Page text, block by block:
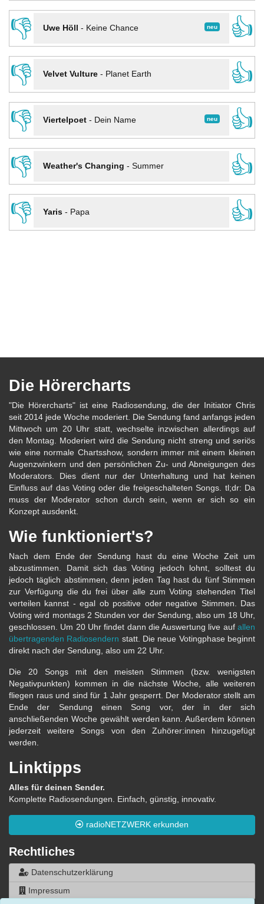
👎
neu
Uwe Höll - Keine Chance
👍
👎
Velvet Vulture- Planet Earth
👍
👎
neu
Viertelpoet- Dein Name
👍
👎
Weather's Changing - Summer
👍
👎
Yaris- Papa 👍
Die Hörercharts
"Die Hörercharts" ist eine Radiosendung, die der Initiator Chris
seit 2014 jede Woche moderiert. Die Sendung fand anfangs jeden
Mittwoch um 20 Uhr statt, wechselte inzwischen allerdings auf
den Montag. Moderiert wird die Sendung nicht streng und seriös
wie eine normale Chartsshow, sondern immer mit einem kleinen
Augenzwinkern und den persönlichen Zu- und Abneigungen des
Moderators. Dies dient nur der Unterhaltung und hat keinen
Einfluss auf das Voting oder die freigeschalteten Songs. tl;dr: Da
muss der Moderator schon durch sein, wenn er sich so ein
Konzept ausdenkt.
Wie funktioniert's?
Nach dem Ende der Sendung hast du eine Woche Zeit um
abzustimmen. Damit sich das Voting jedoch lohnt, solltest du
jedoch täglich abstimmen, denn jeden Tag hast du fünf Stimmen
zur Verfügung die du frei über alle zum Voting stehenden Titel
verteilen kannst - egal ob positive oder negative Stimmen. Das
Voting wird montags 2 Stunden vor der Sendung, also um 18 Uhr,
geschlossen. Um 20 Uhr findet dann die Auswertung live auf allen
übertragenden Radiosendern statt. Die neue Votingphase beginnt
direkt nach der Sendung, also um 22 Uhr.
Die 20 Songs mit den meisten Stimmen (bzw. wenigsten
Negativpunkten) kommen in die nächste Woche, alle weiteren
fliegen raus und sind für 1 Jahr gesperrt. Der Moderator stellt am
Ende der Sendung einen Song vor, der in der sich
anschließenden Woche gewählt werden kann. Außerdem können
jederzeit weitere Songs von den Zuhörer:innen hinzugefügt
werden.
Linktipps
Alles für deinen Sender.
Komplette Radiosendungen. Einfach, günstig, innovativ.
radioNETZWERK erkunden
Rechtliches
Datenschutzerklärung
Impressum